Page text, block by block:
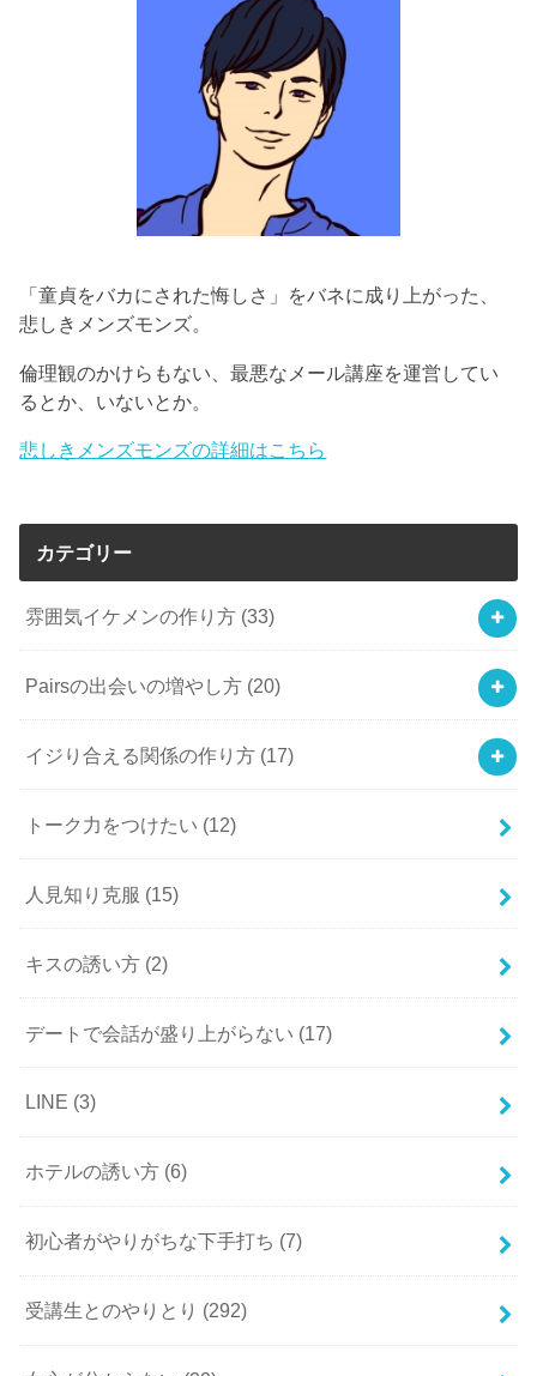
「童貞をバカにされた悔しさ」をバネに成り上がった、
悲しきメンズモンズ。
倫理観のかけらもない、最悪なメール講座を運営してい
るとか、いないとか。
悲しきメンズモンズの詳細はこちら
カテゴリー
雰囲気イケメンの作り方 (33)
Pairsの出会いの増やし方 (20)
イジり合える関係の作り方 (17)
トーク力をつけたい (12)
人見知り克服 (15)
キスの誘い方 (2)
デートで会話が盛り上がらない (17)
LINE (3)
ホテルの誘い方 (6)
初心者がやりがちな下手打ち (7)
受講生とのやりとり (292)